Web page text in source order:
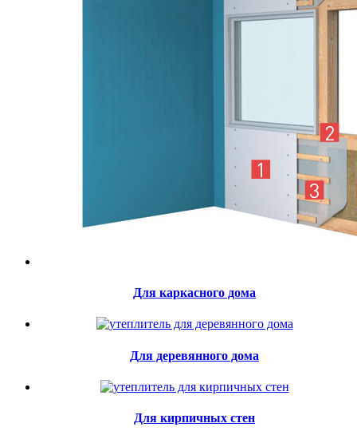
Для каркасного дома
Для деревянного дома
Для кирпичных стен